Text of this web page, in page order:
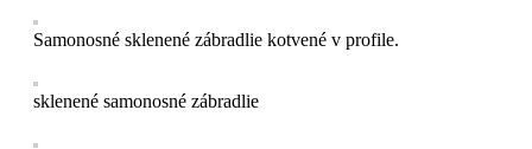
Samonosné sklenené zábradlie kotvené v profile.
sklenené samonosné zábradlie